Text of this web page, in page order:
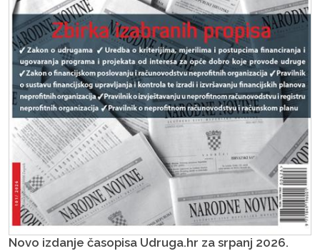
Novo izdanje časopisa Udruga.hr za srpanj 2026.